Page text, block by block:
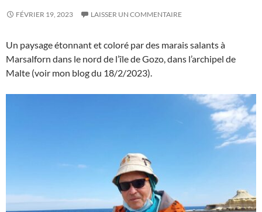
FÉVRIER 19, 2023 LAISSER UN COMMENTAIRE
Un paysage étonnant et coloré par des marais salants à
Marsalforn dans le nord de l’île de Gozo, dans l’archipel de
Malte (voir mon blog du 18/2/2023).